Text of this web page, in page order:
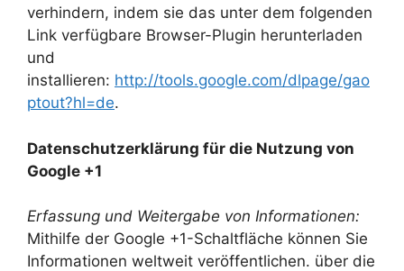
verhindern, indem sie das unter dem folgenden
Link verfügbare Browser-Plugin herunterladen
und
installieren: http://tools.google.com/dlpage/gao
ptout?hl=de.
Datenschutzerklärung für die Nutzung von
Google +1
Erfassung und Weitergabe von Informationen:
Mithilfe der Google +1-Schaltfläche können Sie
Informationen weltweit veröffentlichen. über die